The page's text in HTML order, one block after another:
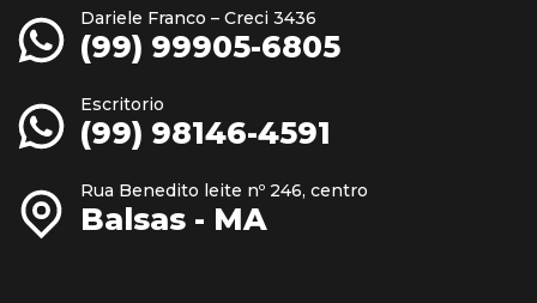
Dariele Franco – Creci 3436
(99) 99905-6805
Escritorio
(99) 98146-4591
Rua Benedito leite nº 246, centro
Balsas - MA